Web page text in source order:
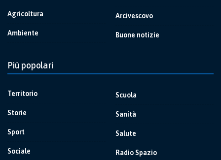
Agricoltura
Ambiente
Arcivescovo
Buone notizie
Più popolari
Territorio
Storie
Sport
Sociale
Scuola
Sanità
Salute
Radio Spazio